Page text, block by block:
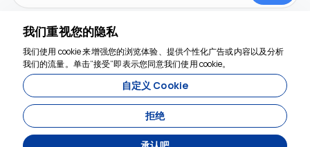
社交媒体
我们重视您的隐私
我们使用 cookie 来增强您的浏览体验、提供个性化广告或内容以及分析
我们的流量。单击“接受”即表示您同意我们使用 cookie。
自定义 Cookie
拒绝